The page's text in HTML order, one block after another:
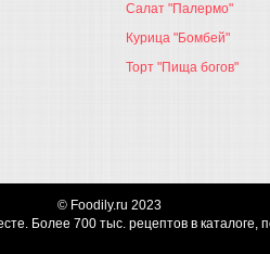
Салат "Палермо"
Курица "Бомбей"
Торт "Пища богов"
© Foodily.ru 2023
Более 700 тыс. рецептов в